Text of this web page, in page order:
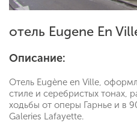
отель Eugene En
Описание:
Отель Eugène en Ville,
стиле и серебристых тонах,
ходьбы от оперы Гарнье и в
Galeries Lafayette.